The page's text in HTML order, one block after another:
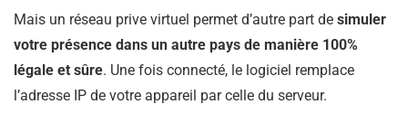
Mais un réseau prive virtuel permet d’autre part de simuler
votre présence dans un autre pays de manière 100%
légale et sûre. Une fois connecté, le logiciel remplace
l’adresse IP de votre appareil par celle du serveur.